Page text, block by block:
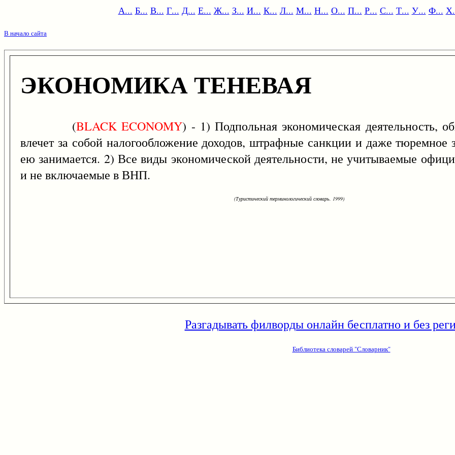
А... Б... В... Г... Д... Е... Ж... З... И... К... Л... М... Н... О... П... Р... С... Т... У... Ф...
В начало сайта
ЭКОНОМИКА ТЕНЕВАЯ
(BLACK ECONOMY) - 1) Подпольная экономическая деятельность,
влечет за собой налогообложение доходов, штрафные санкции и даже тюремное
ею занимается. 2) Все виды экономической деятельности, не учитываемые
и не включаемые в ВНП.
(Туристический терминологический словарь. 1999)
Разгадывать филворды онлайн бесплатно и без
Библиотека словарей "Словарник"